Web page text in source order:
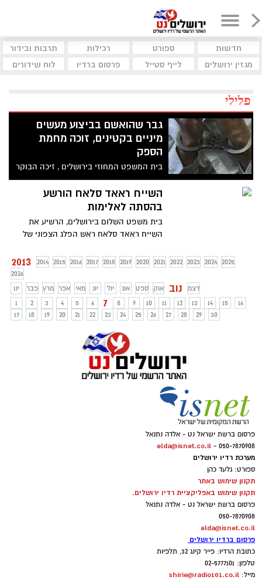
חדשות ספורט רכילות
תרבות ובידור
מגזין ירושלים
לייף סטייל פרסום ברדיו לוח שידורים
פלילי
גבר שהואשם בביצוע מעשים
מיניים בקטינים, זוכה מחמת
הספק
בית המשפט המחוזי בירושלים , זיכה הבוקר
(יום ה') מחמת הספק נאשם שיוחסו לו
שלושה אישומים בביצוע מעשים מיניים
בקטינים
השייח ראאד סלאח הורשע
בהסתה לאלימות
בית משפט השלום בירושלים, הרשיע את
השייח ראאד סלאח ראש הפלג הצפוני של
לאלימות. לצד ההרשעה, קבע בית המשפט כי
לא הוכח מעבר לכל ספק, קיומו של קשר
סיבתי בין ההתפרעות שהייתה במקום לבין
נאומו של הנאשם. על כן זוכה מעבירה של
הסתה לגזענות
2013 2014 2015 2016 2017 2018 2019 2020 2021 2022 2023 2024 2025
2026
ינו
פבר מרץ אפר מאי יונ יול אוג ספט אוק נוב
דצמ
1
2 3 4 5 6 7 8 9 10 11 12 13 14 15
16
17
18 19 20 21 22 23 24 25 26 27 28 29 30
פרסום ברשת ישראל נט - אלדה נתנאל
050-7870908 -
elda@isnet.co.il
מערכת רדיו ירושלים
ספורט: גלעד כהן
תקנון שימוש באתר
תקנון שימוש באפליקציית רדיו ירושלים.
פרסום ברשת ישראל נט - אלדה נתנאל
050-7870908
elda@isnet.co.il
פרסום ברדיו ירושלים
כתובת הרדיו: פייר קינג 32, תלפיות
טלפון: 02-5777101
מייל: shirie@radio101.co.il